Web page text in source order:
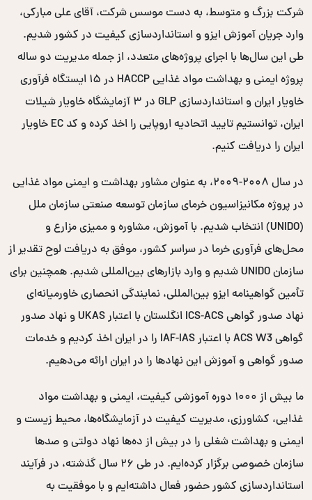
شرکت بزرگ و متوسط، به دست موسس شرکت، آقای علی مبارکی،
وارد جریان آموزش ایزو و استانداردسازی کیفیت در کشور شدیم.
طی این سال‌ها با اجرای پروژه‌های متعدد، از جمله مدیریت دو ساله
پروژه ایمنی و بهداشت مواد غذایی HACCP در ۱۵ ایستگاه فرآوری
خاویار ایران و استانداردسازی GLP در ۳ آزمایشگاه خاویار شیلات
ایران، توانستیم تایید اتحادیه اروپایی را اخذ کرده و کد EC خاویار
ایران را دریافت کنیم.
در سال ۲۰۰۸-۲۰۰۹، به عنوان مشاور بهداشت و ایمنی مواد غذایی
در پروژه مکانیزاسیون خرمای سازمان توسعه صنعتی سازمان ملل
(UNIDO) انتخاب شدیم. با آموزش، مشاوره و ممیزی مزارع و
محل‌های فرآوری خرما در سراسر کشور، موفق به دریافت لوح تقدیر از
سازمان UNIDO شدیم و وارد بازارهای بین‌المللی شدیم. همچنین برای
تأمین گواهینامه ایزو بین‌المللی، نمایندگی انحصاری خاورمیانه‌ای
نهاد صدور گواهی ICS-ACS انگلستان با اعتبار UKAS و نهاد صدور
گواهی ACS W3 با اعتبار IAF-IAS را در ایران اخذ کردیم و خدمات
صدور گواهی و آموزش این نهادها را در ایران ارائه می‌دهیم.
ما بیش از ۱۰۰۰ دوره آموزشی کیفیت، ایمنی و بهداشت مواد
غذایی، کشاورزی، مدیریت کیفیت در آزمایشگاه‌ها، محیط زیست و
ایمنی و بهداشت شغلی را در بیش از ده‌ها نهاد دولتی و صدها
سازمان خصوصی برگزار کرده‌ایم. در طی ۲۶ سال گذشته، در فرآیند
استانداردسازی کشور حضور فعال داشته‌ایم و با موفقیت به